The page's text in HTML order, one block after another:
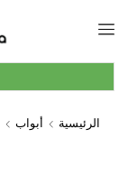
الرئيسية أبواب